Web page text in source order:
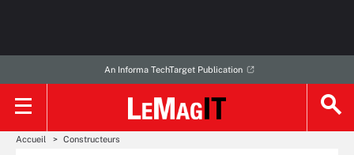
An Informa TechTarget Publication
Accueil Constructeurs